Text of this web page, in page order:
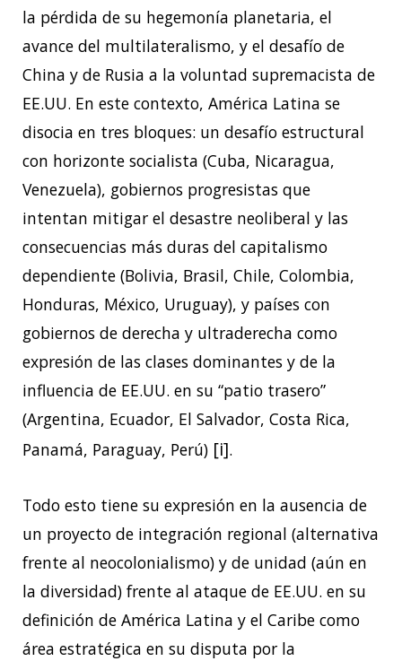
la pérdida de su hegemonía planetaria, el
avance del multilateralismo, y el desafío de
China y de Rusia a la voluntad supremacista de
EE.UU. En este contexto, América Latina se
disocia en tres bloques: un desafío estructural
con horizonte socialista (Cuba, Nicaragua,
Venezuela), gobiernos progresistas que
intentan mitigar el desastre neoliberal y las
consecuencias más duras del capitalismo
dependiente (Bolivia, Brasil, Chile, Colombia,
Honduras, México, Uruguay), y países con
gobiernos de derecha y ultraderecha como
expresión de las clases dominantes y de la
influencia de EE.UU. en su “patio trasero”
(Argentina, Ecuador, El Salvador, Costa Rica,
Panamá, Paraguay, Perú) [i].
Todo esto tiene su expresión en la ausencia de
un proyecto de integración regional (alternativa
frente al neocolonialismo) y de unidad (aún en
la diversidad) frente al ataque de EE.UU. en su
definición de América Latina y el Caribe como
área estratégica en su disputa por la